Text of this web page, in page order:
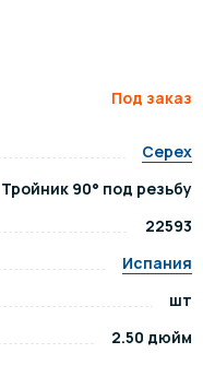
Под заказ
Cepex
Тройник 90° под резьбу
22593
Испания
шт
2.50 дюйм